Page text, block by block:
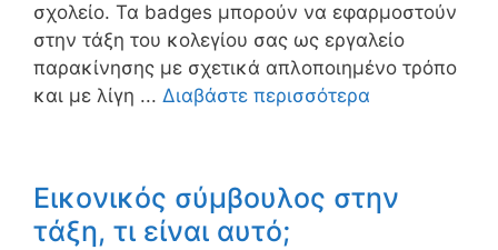
σχολείο. Τα badges μπορούν να εφαρμοστούν
στην τάξη του κολεγίου σας ως εργαλείο
παρακίνησης με σχετικά απλοποιημένο τρόπο
και με λίγη ... Διαβάστε περισσότερα
Εικονικός σύμβουλος στην
τάξη, τι είναι αυτό;